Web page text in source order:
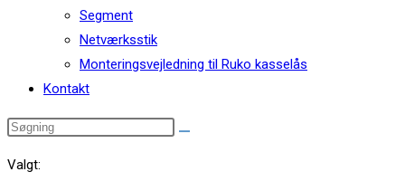
Segment
Netværksstik
Monteringsvejledning til Ruko kasselås
Kontakt
Valgt: